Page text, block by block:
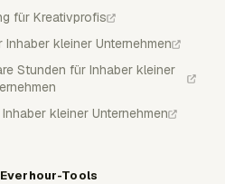
für Kreativprofis
kleiner Unternehmen
Stunden für Inhaber kleiner
kleiner Unternehmen
Tools